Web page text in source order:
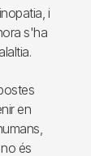
i
s'ha
en
és